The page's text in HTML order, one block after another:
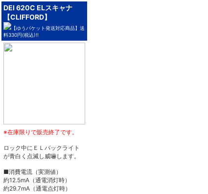
DEI 620C ELスキャナ
【CLIFFORD】
【ゆうパケット発送対応商品】送
料330円(税込)!!
※在庫限りで販売終了です。
ロック中にＥＬバックライト
が青白く点滅し威嚇します。
■消費電流（実測値）
約12.5mA（通電消灯時）
約29.7mA（通電点灯時）